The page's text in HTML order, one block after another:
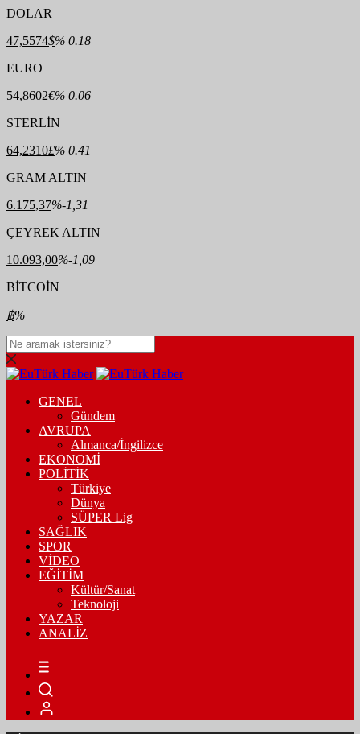
DOLAR
47,5574$% 0.18
EURO
54,8602€% 0.06
STERLİN
64,2310£% 0.41
GRAM ALTIN
6.175,37%-1,31
ÇEYREK ALTIN
10.093,00%-1,09
BİTCOİN
฿%
GENEL
Gündem
AVRUPA
Almanca/İngilizce
EKONOMİ
POLİTİK
Türkiye
Dünya
SÜPER Lig
SAĞLIK
SPOR
VİDEO
EĞİTİM
Kültür/Sanat
Teknoloji
YAZAR
ANALİZ